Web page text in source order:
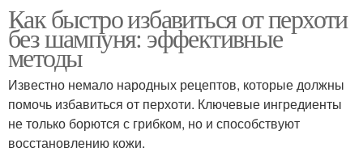
Как быстро избавиться от перхоти
без шампуня: эффективные
методы
Известно немало народных рецептов, которые должны
помочь избавиться от перхоти. Ключевые ингредиенты
не только борются с грибком, но и способствуют
восстановлению кожи.